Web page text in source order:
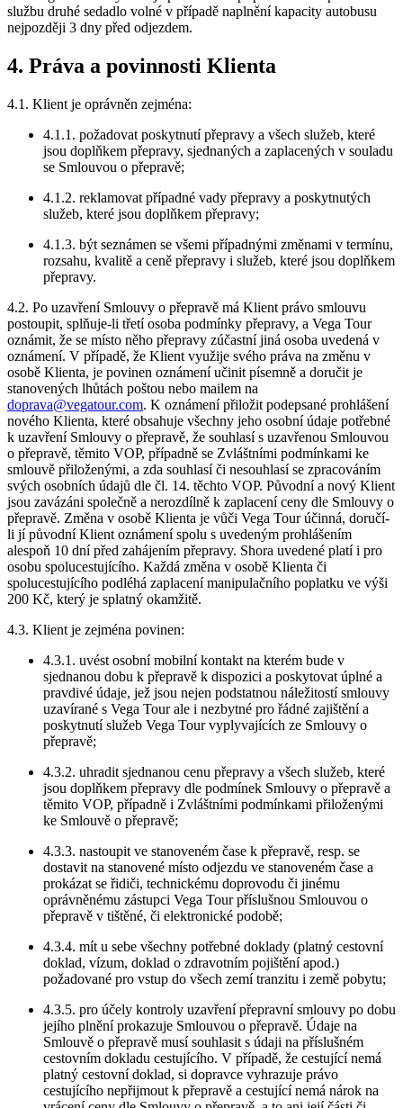
službu druhé sedadlo volné v případě naplnění kapacity autobusu
nejpozději 3 dny před odjezdem.
4. Práva a povinnosti Klienta
4.1. Klient je oprávněn zejména:
4.1.1. požadovat poskytnutí přepravy a všech služeb, které
jsou doplňkem přepravy, sjednaných a zaplacených v souladu
se Smlouvou o přepravě;
4.1.2. reklamovat případné vady přepravy a poskytnutých
služeb, které jsou doplňkem přepravy;
4.1.3. být seznámen se všemi případnými změnami v termínu,
rozsahu, kvalitě a ceně přepravy i služeb, které jsou doplňkem
přepravy.
4.2. Po uzavření Smlouvy o přepravě má Klient právo smlouvu
postoupit, splňuje-li třetí osoba podmínky přepravy, a Vega Tour
oznámit, že se místo něho přepravy zúčastní jiná osoba uvedená v
oznámení. V případě, že Klient využije svého práva na změnu v
osobě Klienta, je povinen oznámení učinit písemně a doručit je
stanovených lhůtách poštou nebo mailem na
doprava@vegatour.com. K oznámení přiložit podepsané prohlášení
nového Klienta, které obsahuje všechny jeho osobní údaje potřebné
k uzavření Smlouvy o přepravě, že souhlasí s uzavřenou Smlouvou
o přepravě, těmito VOP, případně se Zvláštními podmínkami ke
smlouvě přiloženými, a zda souhlasí či nesouhlasí se zpracováním
svých osobních údajů dle čl. 14. těchto VOP. Původní a nový Klient
jsou zavázáni společně a nerozdílně k zaplacení ceny dle Smlouvy o
přepravě. Změna v osobě Klienta je vůči Vega Tour účinná, doručí-
li jí původní Klient oznámení spolu s uvedeným prohlášením
alespoň 10 dní před zahájením přepravy. Shora uvedené platí i pro
osobu spolucestujícího. Každá změna v osobě Klienta či
spolucestujícího podléhá zaplacení manipulačního poplatku ve výši
200 Kč, který je splatný okamžitě.
4.3. Klient je zejména povinen:
4.3.1. uvést osobní mobilní kontakt na kterém bude v
sjednanou dobu k přepravě k dispozici a poskytovat úplné a
pravdivé údaje, jež jsou nejen podstatnou náležitostí smlouvy
uzavírané s Vega Tour ale i nezbytné pro řádné zajištění a
poskytnutí služeb Vega Tour vyplyvajících ze Smlouvy o
přepravě;
4.3.2. uhradit sjednanou cenu přepravy a všech služeb, které
jsou doplňkem přepravy dle podmínek Smlouvy o přepravě a
těmito VOP, případně i Zvláštními podmínkami přiloženými
ke Smlouvě o přepravě;
4.3.3. nastoupit ve stanoveném čase k přepravě, resp. se
dostavit na stanovené místo odjezdu ve stanoveném čase a
prokázat se řidiči, technickému doprovodu či jinému
oprávněnému zástupci Vega Tour příslušnou Smlouvou o
přepravě v tištěné, či elektronické podobě;
4.3.4. mít u sebe všechny potřebné doklady (platný cestovní
doklad, vízum, doklad o zdravotním pojištění apod.)
požadované pro vstup do všech zemí tranzitu i země pobytu;
4.3.5. pro účely kontroly uzavření přepravní smlouvy po dobu
jejího plnění prokazuje Smlouvou o přepravě. Údaje na
Smlouvě o přepravě musí souhlasit s údaji na příslušném
cestovním dokladu cestujícího. V případě, že cestující nemá
platný cestovní doklad, si dopravce vyhrazuje právo
cestujícího nepřijmout k přepravě a cestující nemá nárok na